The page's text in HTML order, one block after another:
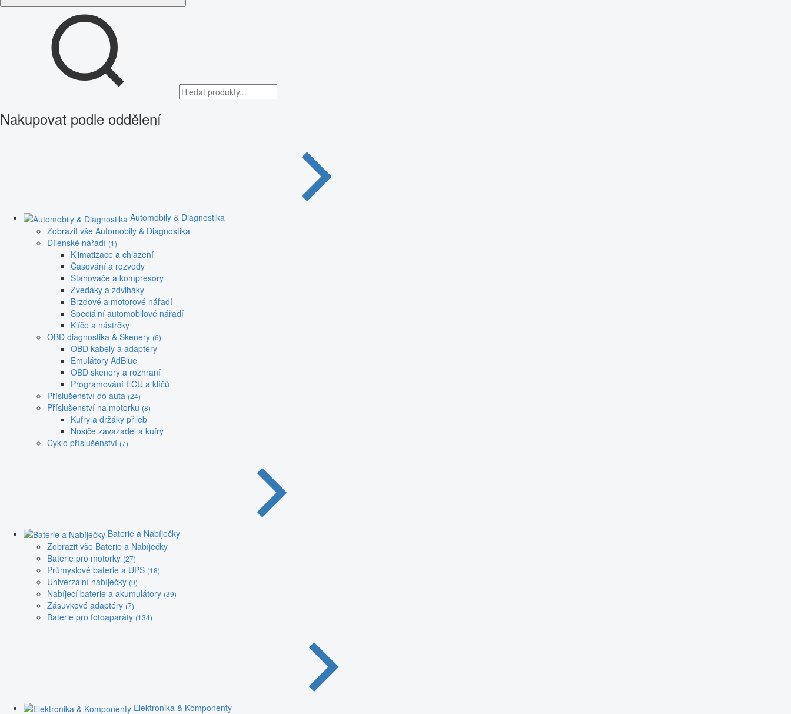
Nakupovat podle oddělení
Automobily & Diagnostika
Zobrazit vše Automobily & Diagnostika
Dílenské nářadí (1)
Klimatizace a chlazení
Časování a rozvody
Stahovače a kompresory
Zvedáky a zdviháky
Brzdové a motorové nářadí
Speciální automobilové nářadí
Klíče a nástrčky
OBD diagnostika & Skenery (6)
OBD kabely a adaptéry
Emulátory AdBlue
OBD skenery a rozhraní
Programování ECU a klíčů
Příslušenství do auta (24)
Příslušenství na motorku (8)
Kufry a držáky přileb
Nosiče zavazadel a kufry
Cyklo příslušenství (7)
Baterie a Nabíječky
Zobrazit vše Baterie a Nabíječky
Baterie pro motorky (27)
Průmyslové baterie a UPS (18)
Univerzální nabíječky (9)
Nabíjecí baterie a akumulátory (39)
Zásuvkové adaptéry (7)
Baterie pro fotoaparáty (134)
Elektronika & Komponenty